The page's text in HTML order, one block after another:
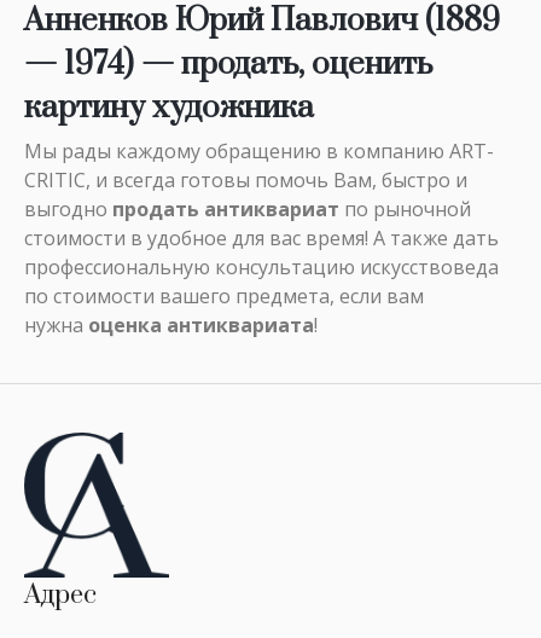
АнненковЮрийПавлович (1889
— 1974) — продать, оценить
картину художника
Мы рады каждому обращению в компанию ART-
CRITIC, и всегда готовы помочь Вам, быстро и
выгодно продать антиквариат по рыночной
стоимости в удобное для вас время! А также дать
профессиональную консультацию искусствоведа
по стоимости вашего предмета, если вам
нужна оценка антиквариата!
Адрес